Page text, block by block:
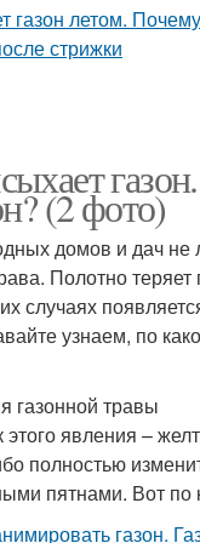
(2 фото)
домов и дач не
Полотно
случаях
узнаем, по
газонной травы
явления –
полностью
пятнами. Вот по